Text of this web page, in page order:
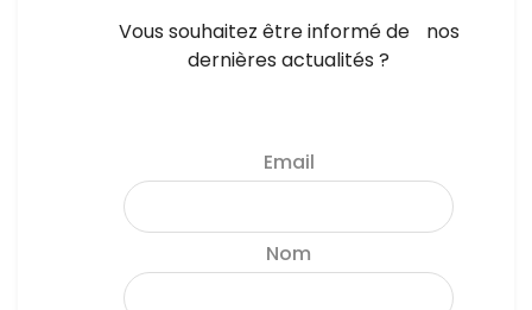
Vous souhaitez être informé de nos
dernières actualités ?
Email
Nom